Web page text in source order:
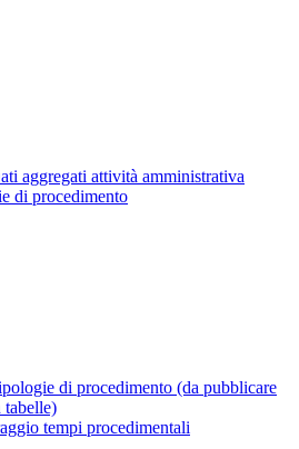
aggregati attività amministrativa
di procedimento
di procedimento (da pubblicare
tabelle)
tempi procedimentali